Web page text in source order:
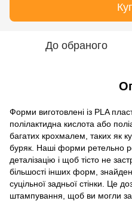
До обраного
Форми виготовлені із PLA
полілактидна кислота або
багатих крохмалем, таких як
буряк. Наші форми ретельно
деталізацію і щоб тісто не
більшості інших форм,
суцільної задньої стінки. Це
штампування, щоб ви могли